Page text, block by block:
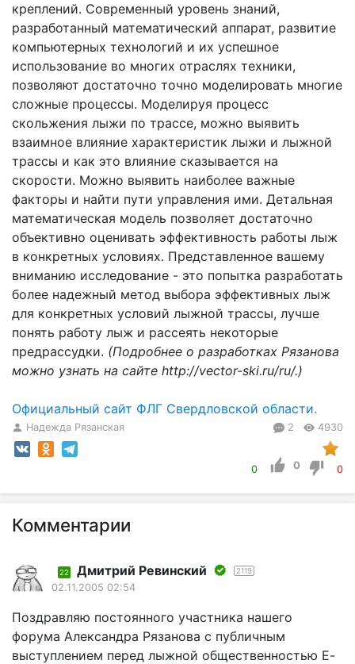
креплений. Современный уровень знаний,
разработанный математический аппарат, развитие
компьютерных технологий и их успешное
использование во многих отраслях техники,
позволяют достаточно точно моделировать многие
сложные процессы. Моделируя процесс
скольжения лыжи по трассе, можно выявить
взаимное влияние характеристик лыжи и лыжной
трассы и как это влияние сказывается на
скорости. Можно выявить наиболее важные
факторы и найти пути управления ими. Детальная
математическая модель позволяет достаточно
объективно оценивать эффективность работы лыж
в конкретных условиях. Представленное вашему
вниманию исследование - это попытка разработать
более надежный метод выбора эффективных лыж
для конкретных условий лыжной трассы, лучше
понять работу лыж и рассеять некоторые
предрассудки. (Подробнее о разработках Рязанова
можно узнать на сайте http://vector-ski.ru/ru/.)
Официальный сайт ФЛГ Свердловской области.
Надежда Рязанская 2 4930
0 0 0
Комментарии
22 Дмитрий Ревинский 2119
02.11.2005 02:54
Поздравляю постоянного участника нашего
форума Александра Рязанова с публичным
выступлением перед лыжной общественностью Е-